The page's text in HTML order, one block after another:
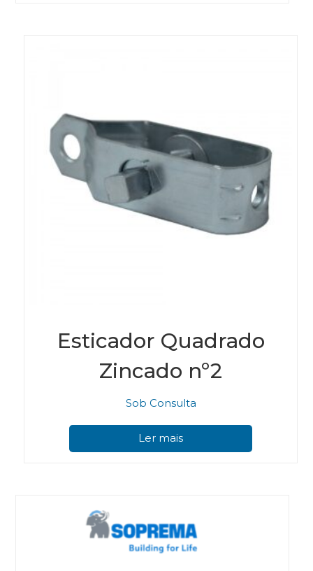
Esticador Quadrado
Zincado nº2
Sob Consulta
Ler mais